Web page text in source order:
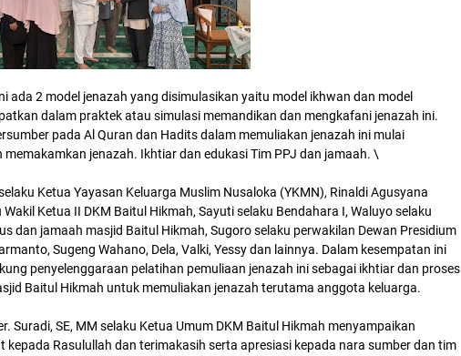
ada 2 model jenazah yang disimulasikan yaitu model ikhwan dan model
dalam praktek atau simulasi memandikan dan mengkafani jenazah ini.
pada Al Quran dan Hadits dalam memuliakan jenazah ini mulai
jenazah. Ikhtiar dan edukasi Tim PPJ dan jamaah. \
Ketua Yayasan Keluarga Muslim Nusaloka (YKMN), Rinaldi Agusyana
Ketua II DKM Baitul Hikmah, Sayuti selaku Bendahara I, Waluyo selaku
dan jamaah masjid Baitul Hikmah, Sugoro selaku perwakilan Dewan Presidium
Sugeng Wahano, Dela, Valki, Yessy dan lainnya. Dalam kesempatan ini
penyelenggaraan pelatihan pemuliaan jenazah ini sebagai ikhtiar dan proses
Baitul Hikmah untuk memuliakan jenazah terutama anggota keluarga.
SE, MM selaku Ketua Umum DKM Baitul Hikmah menyampaikan
Rasulullah dan terimakasih serta apresiasi kepada nara sumber dan tim